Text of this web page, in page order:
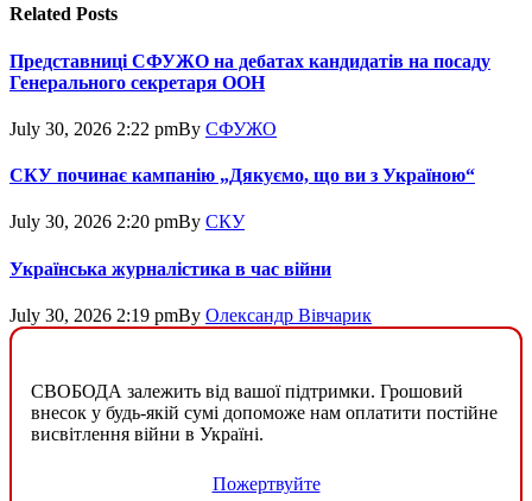
Related Posts
Представниці СФУЖО на дебатах кандидатів на посаду
Генерального секретаря ООН
July 30, 2026 2:22 pmBy СФУЖО
СКУ починає кампанію „Дякуємо, що ви з Україною“
July 30, 2026 2:20 pmBy СКУ
Українська журналістика в час війни
July 30, 2026 2:19 pmBy Олександр Вівчарик
СВОБОДА залежить від вашої підтримки. Грошовий
внесок у будь-якій сумі допоможе нам оплатити постійне
висвітлення війни в Україні.
Пожертвуйте